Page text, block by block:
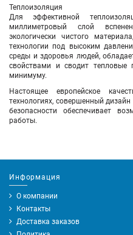
Теплоизоляция
Для эффективной
миллиметровый слой
экологически чистого
технологии под высоким
среды и здоровья людей,
свойствами и сводит тепловые
минимуму.
Настоящее европейское
технологиях, совершенный
безопасности обеспечивает
работы.
Информация
О компании
Контакты
Доставка заказов